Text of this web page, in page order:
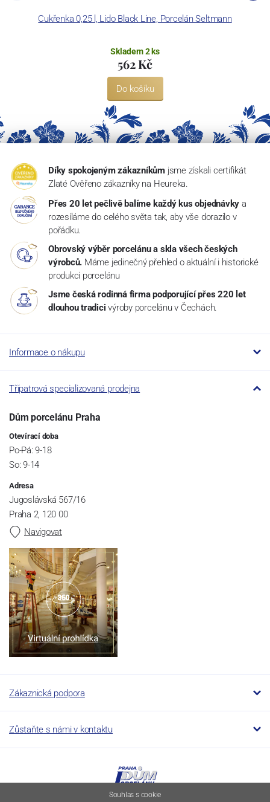
Cukřenka 0,25 l, Lido Black Line, Porcelán Seltmann
Skladem 2 ks
562 Kč
Do košíku
Díky spokojeným zákazníkům jsme získali certifikát
Zlaté Ověřeno zákazníky na Heureka.
Přes 20 let pečlivě balíme každý kus objednávky a
rozesíláme do celého světa tak, aby vše dorazilo v
pořádku.
Obrovský výběr porcelánu a skla všech českých
výrobců. Máme jedinečný přehled o aktuální i historické
produkci porcelánu
Jsme česká rodinná firma podporující přes 220 let
dlouhou tradici výroby porcelánu v Čechách.
Informace o nákupu
Třípatrová specializovaná prodejna
Dům porcelánu Praha
Otevírací doba
Po-Pá: 9-18
So: 9-14
Adresa
Jugoslávská 567/16
Praha 2, 120 00
Navigovat
Zákaznická podpora
Zůstaňte s námi v kontaktu
Souhlas s cookie